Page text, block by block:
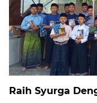
Raih Syurga